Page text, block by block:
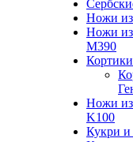
Ножи из
Ножи из
M390
Кортики
Ножи из
K100
Кукри и